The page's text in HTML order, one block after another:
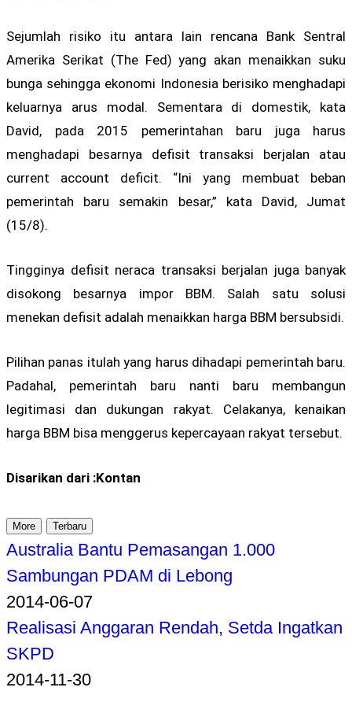
Sejumlah risiko itu antara lain rencana Bank Sentral
Amerika Serikat (The Fed) yang akan menaikkan suku
bunga sehingga ekonomi Indonesia berisiko menghadapi
keluarnya arus modal. Sementara di domestik, kata
David, pada 2015 pemerintahan baru juga harus
menghadapi besarnya defisit transaksi berjalan atau
current account deficit. “Ini yang membuat beban
pemerintah baru semakin besar,” kata David, Jumat
(15/8).
Tingginya defisit neraca transaksi berjalan juga banyak
disokong besarnya impor BBM. Salah satu solusi
menekan defisit adalah menaikkan harga BBM bersubsidi.
Pilihan panas itulah yang harus dihadapi pemerintah baru.
Padahal, pemerintah baru nanti baru membangun
legitimasi dan dukungan rakyat. Celakanya, kenaikan
harga BBM bisa menggerus kepercayaan rakyat tersebut.
Disarikan dari :Kontan
More Terbaru
Australia Bantu Pemasangan 1.000
Sambungan PDAM di Lebong
2014-06-07
Realisasi Anggaran Rendah, Setda Ingatkan
SKPD
2014-11-30